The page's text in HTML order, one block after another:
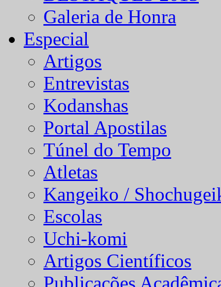
Galeria de Honra
Especial
Artigos
Entrevistas
Kodanshas
Portal Apostilas
Túnel do Tempo
Atletas
Kangeiko /
Escolas
Uchi-komi
Artigos Científicos
Publicações